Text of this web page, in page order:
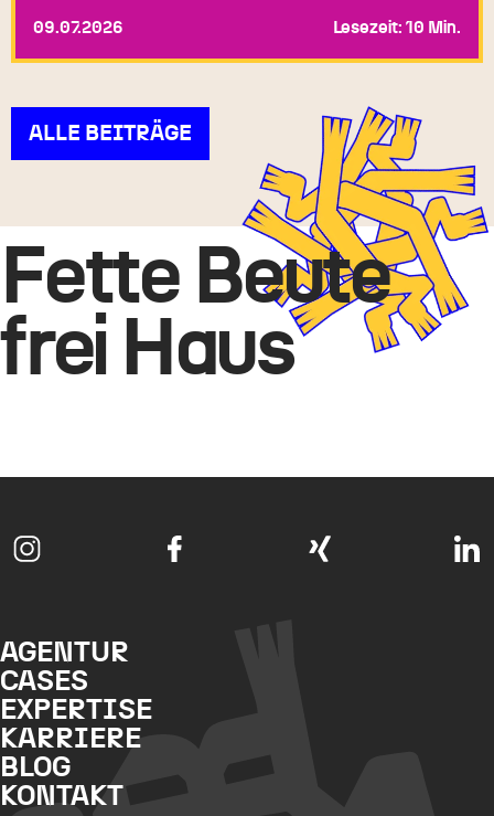
09.07.2026 Lesezeit: 10 Min.
ALLE BEITRÄGE
Fette Beute
frei Haus
AGENTUR
CASES
EXPERTISE
KARRIERE
BLOG
KONTAKT